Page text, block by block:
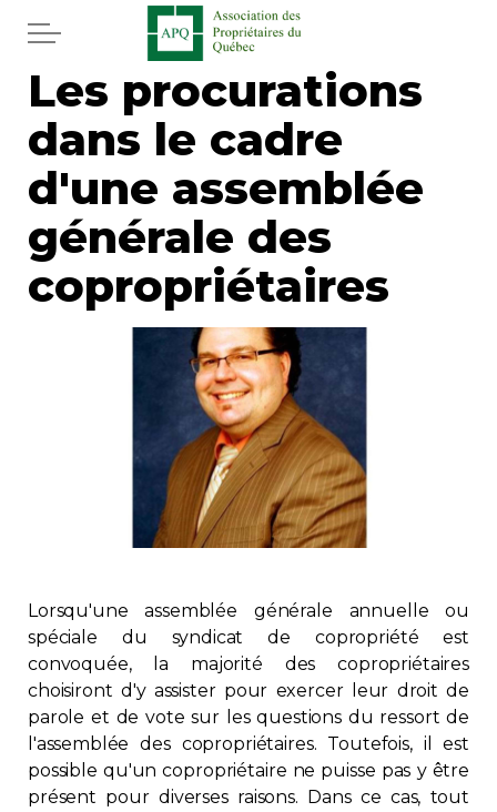
Aller au contenu principal
Accueil
Services
Actualités
Journal
Copropriété
Environnement
Rabais APQ
Les procurations
dans le cadre
d'une assemblée
générale des
copropriétaires
Lorsqu'une assemblée générale annuelle ou
spéciale du syndicat de copropriété est
convoquée, la majorité des copropriétaires
choisiront d'y assister pour exercer leur droit de
parole et de vote sur les questions du ressort de
l'assemblée des copropriétaires. Toutefois, il est
possible qu'un copropriétaire ne puisse pas y être
présent pour diverses raisons. Dans ce cas, tout